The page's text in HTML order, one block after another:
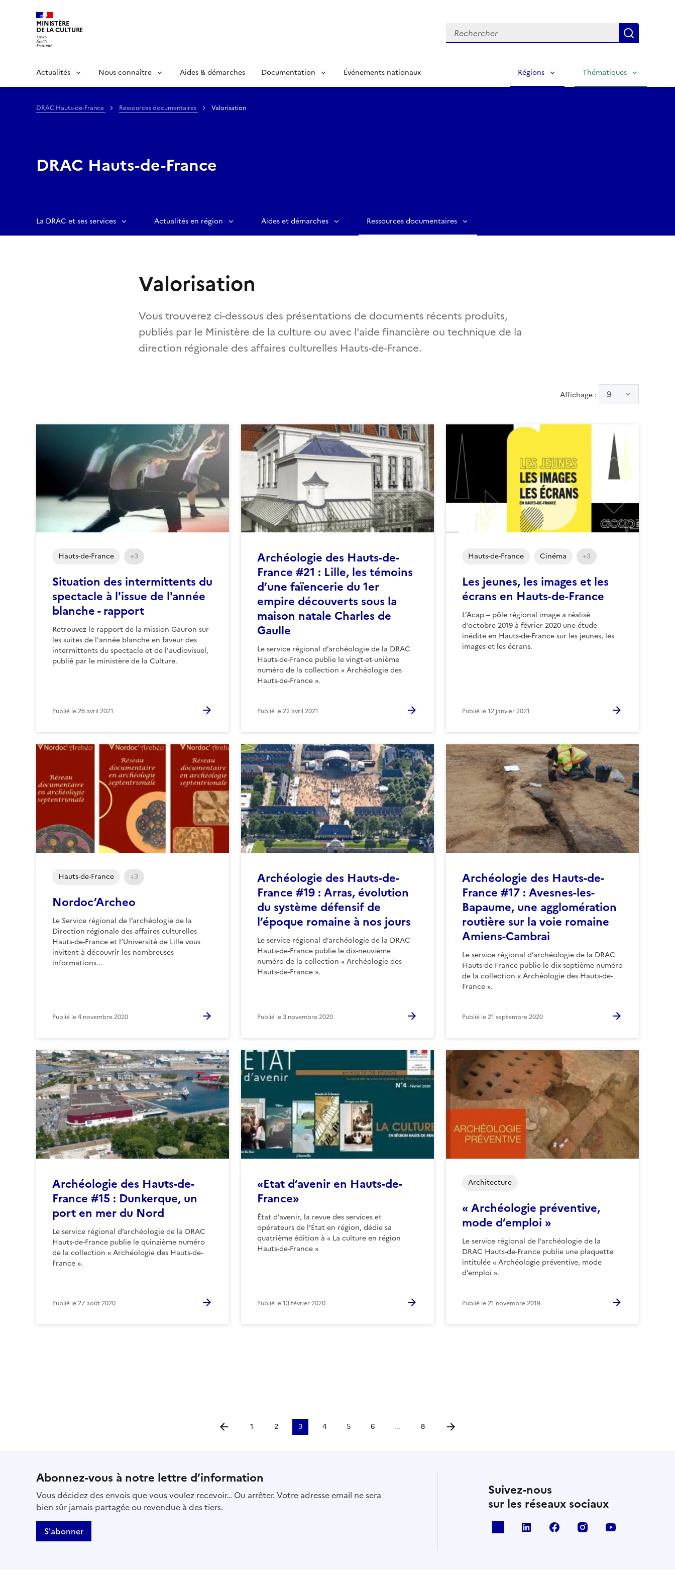
MINISTÈRE
DE LA CULTURE Rechercher
Actualités Nous connaître Aides & démarches Documentation Événements nationaux Régions Thématiques
DRAC Hauts-de-France Ressources documentaires Valorisation
DRAC Hauts-de-France
La DRAC et ses services Actualités en région Aides et démarches Ressources documentaires
Valorisation
Vous trouverez ci-dessous des présentations de documents récents produits,
publiés par le Ministère de la culture ou avec l'aide financière ou technique de la
direction régionale des affaires culturelles Hauts-de-France.
Affichage : 9
Situation des intermittents du
spectacle à l'issue de l'année
blanche - rapport
Retrouvez le rapport de la mission Gauron sur
les suites de l'année blanche en faveur des
intermittents du spectacle et de l'audiovisuel,
publié par le ministère de la Culture.
Hauts-de-France +3
Publié le26 avril 2021
Archéologie des Hauts-de-
France #21 : Lille, les témoins
d’une faïencerie du 1er
empire découverts sous la
maison natale Charles de
Gaulle
Le service régional d’archéologie de la DRAC
Hauts-de-France publie le vingt-et-unième
numéro de la collection « Archéologie des
Hauts-de-France ».
Publié le22 avril 2021
Les jeunes, les images et les
écrans en Hauts-de-France
L’Acap – pôle régional image a réalisé
d’octobre 2019 à février 2020 une étude
inédite en Hauts-de-France sur les jeunes, les
images et les écrans.
Hauts-de-France Cinéma +3
Publié le12 janvier 2021
Nordoc’Archeo
Le Service régional de l’archéologie de la
Direction régionale des affaires culturelles
Hauts-de-France et l’Université de Lille vous
invitent à découvrir les nombreuses
informations...
Hauts-de-France +3
Publié le4 novembre 2020
Archéologie des Hauts-de-
France #19 : Arras, évolution
du système défensif de
l’époque romaine à nos jours
Le service régional d’archéologie de la DRAC
Hauts-de-France publie le dix-neuvième
numéro de la collection « Archéologie des
Hauts-de-France ».
Publié le3 novembre 2020
Archéologie des Hauts-de-
France #17 : Avesnes-les-
Bapaume, une agglomération
routière sur la voie romaine
Amiens-Cambrai
Le service régional d’archéologie de la DRAC
Hauts-de-France publie le dix-septième numéro
de la collection « Archéologie des Hauts-de-
France ».
Publié le21 septembre 2020
Archéologie des Hauts-de-
France #15 : Dunkerque, un
port en mer du Nord
Le service régional d’archéologie de la DRAC
Hauts-de-France publie le quinzième numéro
de la collection « Archéologie des Hauts-de-
France ».
Publié le27 août 2020
«Etat d’avenir en Hauts-de-
France»
État d’avenir, la revue des services et
opérateurs de l’État en région, dédie sa
quatrième édition à « La culture en région
Hauts-de-France »
Publié le13 février 2020
« Archéologie préventive,
mode d’emploi »
Le service régional de l’archéologie de la
DRAC Hauts-de-France publie une plaquette
intitulée « Archéologie préventive, mode
d’emploi ».
Architecture
Publié le21 novembre 2019
Aller à la page précédente
1 2 3 4 5 6 ... 8 Aller à la page suivante
Abonnez-vous à notre lettre d’information
Vous décidez des envois que vous voulez recevoir… Ou arrêter. Votre adresse email ne sera
bien sûr jamais partagée ou revendue à des tiers.
S'abonner
Suivez-nous
sur les réseaux sociaux
linkedin facebook instagram